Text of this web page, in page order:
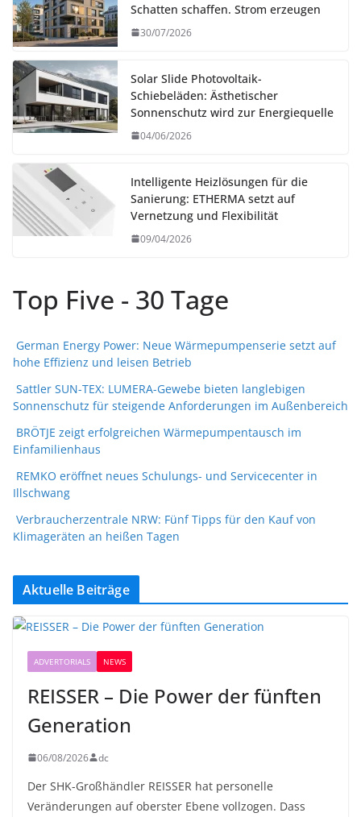
Schatten schaffen. Strom erzeugen
30/07/2026
Solar Slide Photovoltaik-
Schiebeläden: Ästhetischer
Sonnenschutz wird zur Energiequelle
04/06/2026
Intelligente Heizlösungen für die
Sanierung: ETHERMA setzt auf
Vernetzung und Flexibilität
09/04/2026
Top Five - 30 Tage
German Energy Power: Neue Wärmepumpenserie setzt auf
hohe Effizienz und leisen Betrieb
Sattler SUN-TEX: LUMERA-Gewebe bieten langlebigen
Sonnenschutz für steigende Anforderungen im Außenbereich
BRÖTJE zeigt erfolgreichen Wärmepumpentausch im
Einfamilienhaus
REMKO eröffnet neues Schulungs- und Servicecenter in
Illschwang
Verbraucherzentrale NRW: Fünf Tipps für den Kauf von
Klimageräten an heißen Tagen
Aktuelle Beiträge
ADVERTORIALS NEWS
REISSER – Die Power der fünften
Generation
06/08/2026 dc
Der SHK-Großhändler REISSER hat personelle
Veränderungen auf oberster Ebene vollzogen. Dass